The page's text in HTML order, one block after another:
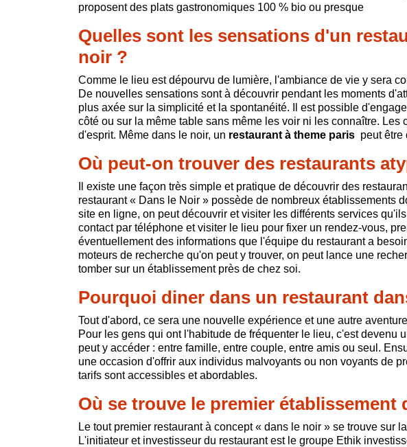
proposent des plats gastronomiques 100 % bio ou presque
Quelles sont les sensations d'un
noir ?
Comme le lieu est dépourvu de lumière, l'ambiance de vie y sera
De nouvelles sensations sont à découvrir pendant les moments
plus axée sur la simplicité et la spontanéité. Il est possible
côté ou sur la même table sans même les voir ni les connaître.
d'esprit. Même dans le noir, un restaurant à theme paris peut être
Où peut-on trouver des restaurants
Il existe une façon très simple et pratique de découvrir des
restaurant « Dans le Noir » possède de nombreux établissements
site en ligne, on peut découvrir et visiter les différents services
contact par téléphone et visiter le lieu pour fixer un rendez-vous,
éventuellement des informations que l'équipe du restaurant a
moteurs de recherche qu'on peut y trouver, on peut lance une
tomber sur un établissement près de chez soi.
Pourquoi diner dans un restaurant
Tout d'abord, ce sera une nouvelle expérience et une autre
Pour les gens qui ont l'habitude de fréquenter le lieu, c'est devenu
peut y accéder : entre famille, entre couple, entre amis ou seul.
une occasion d'offrir aux individus malvoyants ou non voyants de
tarifs sont accessibles et abordables.
Où se trouve le premier établissement
Le tout premier restaurant à concept « dans le noir » se trouve sur
L'initiateur et investisseur du restaurant est le groupe Ethik